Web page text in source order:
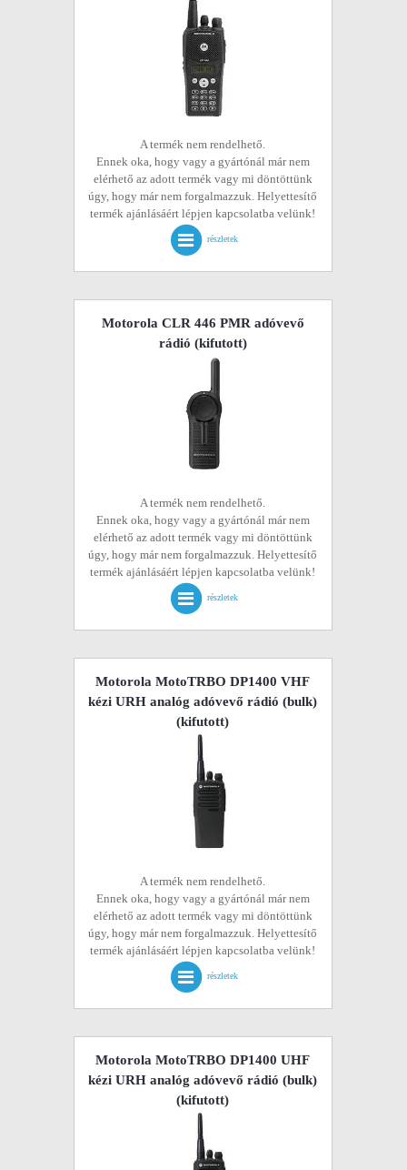
A termék nem rendelhető.
Ennek oka, hogy vagy a gyártónál már nem
elérhető az adott termék vagy mi döntöttünk
úgy, hogy már nem forgalmazzuk. Helyettesítő
termék ajánlásáért lépjen kapcsolatba velünk!
részletek
Motorola CLR 446 PMR adóvevő
rádió (kifutott)
A termék nem rendelhető.
Ennek oka, hogy vagy a gyártónál már nem
elérhető az adott termék vagy mi döntöttünk
úgy, hogy már nem forgalmazzuk. Helyettesítő
termék ajánlásáért lépjen kapcsolatba velünk!
részletek
Motorola MotoTRBO DP1400 VHF
kézi URH analóg adóvevő rádió (bulk)
(kifutott)
A termék nem rendelhető.
Ennek oka, hogy vagy a gyártónál már nem
elérhető az adott termék vagy mi döntöttünk
úgy, hogy már nem forgalmazzuk. Helyettesítő
termék ajánlásáért lépjen kapcsolatba velünk!
részletek
Motorola MotoTRBO DP1400 UHF
kézi URH analóg adóvevő rádió (bulk)
(kifutott)